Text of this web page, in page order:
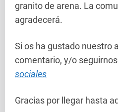
granito de arena. La
agradecerá.
Si os ha gustado nuestro
comentario, y/o
sociales
Gracias por llegar hasta